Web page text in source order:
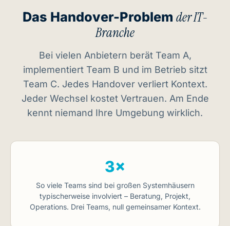
Das Handover-Problem der IT-
Branche
Bei vielen Anbietern berät Team A,
implementiert Team B und im Betrieb sitzt
Team C. Jedes Handover verliert Kontext.
Jeder Wechsel kostet Vertrauen. Am Ende
kennt niemand Ihre Umgebung wirklich.
3×
So viele Teams sind bei großen Systemhäusern
typischerweise involviert – Beratung, Projekt,
Operations. Drei Teams, null gemeinsamer Kontext.